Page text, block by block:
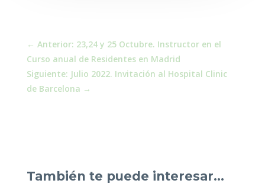
← Anterior: 23,24 y 25 Octubre. Instructor en el
Curso anual de Residentes en Madrid
Siguiente: Julio 2022. Invitación al Hospital Clinic
de Barcelona →
También te puede interesar…